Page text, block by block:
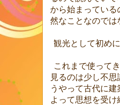
から始まってい
然なことなのでは
観光として初め
これまで使って
見るのは少し不
うやって古代に
よって思想を受け